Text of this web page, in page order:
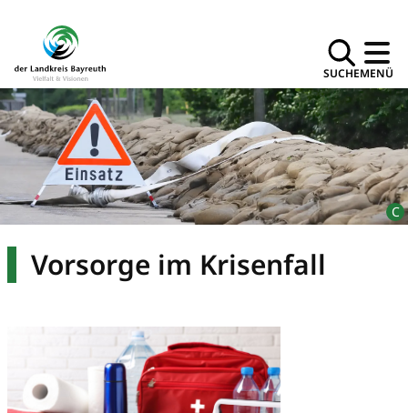
SUCHEMENÜ
Vorsorge im Krisenfall